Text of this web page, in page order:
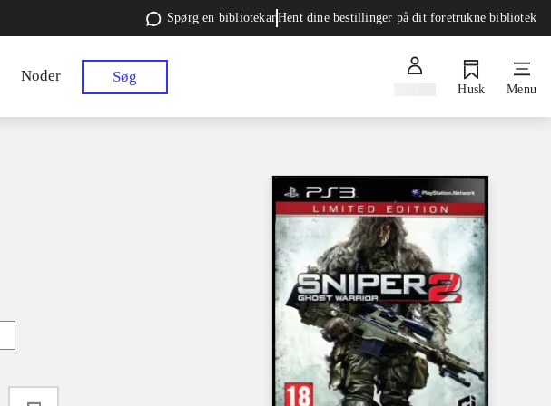
Spørg en bibliotekarHent dine bestillinger på dit foretrukne bibliotek
Noder Søg
Husk Menu